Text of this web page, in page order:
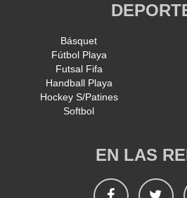
Básquet
Fútbol Playa
Futsal Fifa
Handball Playa
Hockey S/Patines
Softbol
EN LAS
FacebookTwitter